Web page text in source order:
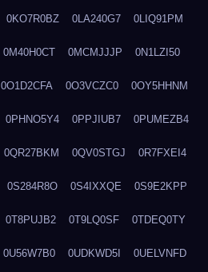
0KO7R0BZ 0LA240G7 0LIQ91PM
0M40H0CT 0MCMJJJP 0N1LZI50
0O1D2CFA 0O3VCZC0 0OY5HHNM
0PHNO5Y4 0PPJIUB7 0PUMEZB4
0QR27BKM 0QV0STGJ 0R7FXEI4
0S284R8O 0S4IXXQE 0S9E2KPP
0T8PUJB2 0T9LQ0SF 0TDEQ0TY
0U56W7B0 0UDKWD5I 0UELVNFD